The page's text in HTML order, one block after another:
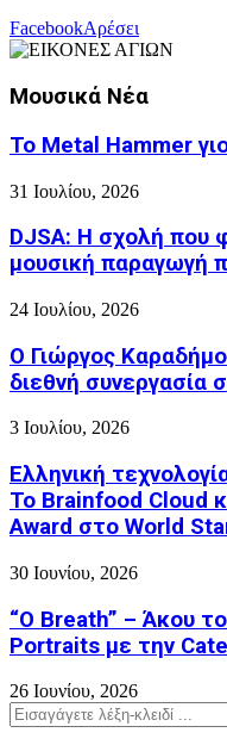
FacebookΑρέσει
Μουσικά Νέα
Το Metal Hammer
31 Ιουλίου, 2026
DJSA: Η σχολή που
μουσική παραγωγή
24 Ιουλίου, 2026
Ο Γιώργος
διεθνή συνεργασία
3 Ιουλίου, 2026
Ελληνική
Το Brainfood Cloud
Award στο World
30 Ιουνίου, 2026
“O Breath” – Άκου
Portraits με την
26 Ιουνίου, 2026
Search
for: